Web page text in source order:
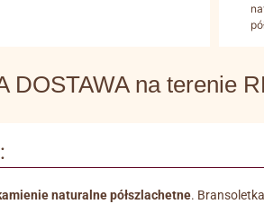
DOSTAWA na terenie
naturalne półszlachetne.